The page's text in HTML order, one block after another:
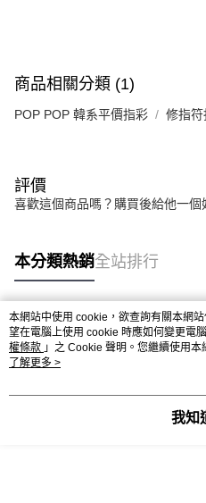
商品相關分類 (1)
POP POP 韓系平價指彩 修指
評價
喜歡這個商品嗎？購買後給他一個
本分類熱銷全站排行
熱門標籤
本網站中使用 cookie，欲查詢有關本網
望在電腦上使用 cookie 時應如何變更電
權條款 」之 Cookie 聲明。您繼續使用
用條款之 Cookie 聲明使用 cookie。
了解更多 >
我知